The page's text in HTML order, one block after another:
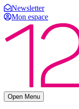
Newsletter
Mon espace
Open Menu